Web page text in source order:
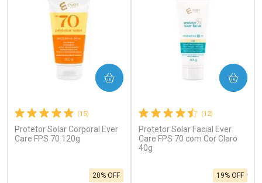
(15)
Protetor Solar Corporal Ever
Care FPS 70 120g
20% OFF
COMPRAR
(12)
Protetor Solar Facial Ever
Care FPS 70 com Cor Claro
40g
19% OFF
COMPRAR